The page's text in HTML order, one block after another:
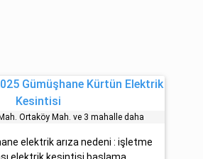
Gümüşhane Kürtün Elektrik
Kesintisi
Ortaköy Mah. ve 3 mahalle daha
elektrik arıza nedeni : işletme
elektrik kesintisi başlama